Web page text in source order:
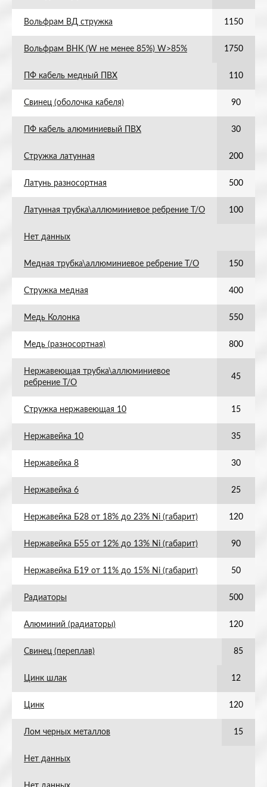
Вольфрам ВД стружка 1150
Вольфрам ВНК (W не менее 85%) W>85% 1750
ПФ кабель медный ПВХ 110
Свинец (оболочка кабеля) 90
ПФ кабель алюминиевый ПВХ 30
Стружка латунная 200
Латунь разносортная 500
Латунная трубка\аллюминиевое ребрение Т/О 100
Нет данных
Медная трубка\аллюминиевое ребрение Т/О 150
Стружка медная 400
Медь Колонка 550
Медь (разносортная) 800
Нержавеющая трубка\аллюминиевое
ребрение Т/О
45
Стружка нержавеющая 10 15
Нержавейка 10 35
Нержавейка 8 30
Нержавейка 6 25
Нержавейка Б28 от 18% до 23% Ni (габарит) 120
Нержавейка Б55 от 12% до 13% Ni (габарит) 90
Нержавейка Б19 от 11% до 15% Ni (габарит) 50
Радиаторы 500
Алюминий (радиаторы) 120
Свинец (переплав) 85
Цинк шлак 12
Цинк 120
Лом черных металлов 15
Нет данных